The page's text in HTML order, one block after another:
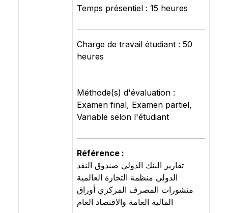
Temps présentiel : 15 heures
Charge de travail étudiant : 50
heures
Méthode(s) d'évaluation :
Examen final, Examen partiel,
Variable selon l'étudiant
Référence :
تقارير البنك الدولي صندوق النقد
الدولي منظمة التجارة العالمية
منشورات المصرف المركزي أوراق
المالية العامة والاقتصاد العام